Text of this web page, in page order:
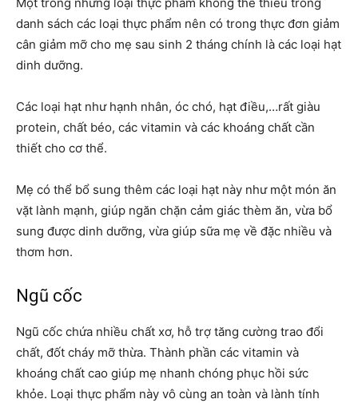
danh sách các loại thực phẩm nên có trong thực đơn giảm
cân giảm mỡ cho mẹ sau sinh 2 tháng chính là các loại hạt
dinh dưỡng.
Các loại hạt như hạnh nhân, óc chó, hạt điều,…rất giàu
protein, chất béo, các vitamin và các khoáng chất cần
thiết cho cơ thể.
Mẹ có thể bổ sung thêm các loại hạt này như một món ăn
vặt lành mạnh, giúp ngăn chặn cảm giác thèm ăn, vừa bổ
sung được dinh dưỡng, vừa giúp sữa mẹ về đặc nhiều và
thơm hơn.
Ngũ cốc
Ngũ cốc chứa nhiều chất xơ, hỗ trợ tăng cường trao đổi
chất, đốt cháy mỡ thừa. Thành phần các vitamin và
khoáng chất cao giúp mẹ nhanh chóng phục hồi sức
khỏe. Loại thực phẩm này vô cùng an toàn và lành tính